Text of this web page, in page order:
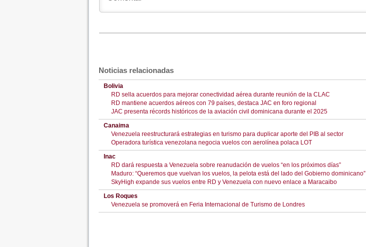
Noticias relacionadas
Bolivia
RD sella acuerdos para mejorar conectividad aérea durante reunión de la CLAC
RD mantiene acuerdos aéreos con 79 países, destaca JAC en foro regional
JAC presenta récords históricos de la aviación civil dominicana durante el 2025
Canaima
Venezuela reestructurará estrategias en turismo para duplicar aporte del PIB al sector
Operadora turística venezolana negocia vuelos con aerolínea polaca LOT
Inac
RD dará respuesta a Venezuela sobre reanudación de vuelos “en los próximos días”
Maduro: “Queremos que vuelvan los vuelos, la pelota está del lado del Gobierno dominicano”
SkyHigh expande sus vuelos entre RD y Venezuela con nuevo enlace a Maracaibo
Los Roques
Venezuela se promoverá en Feria Internacional de Turismo de Londres